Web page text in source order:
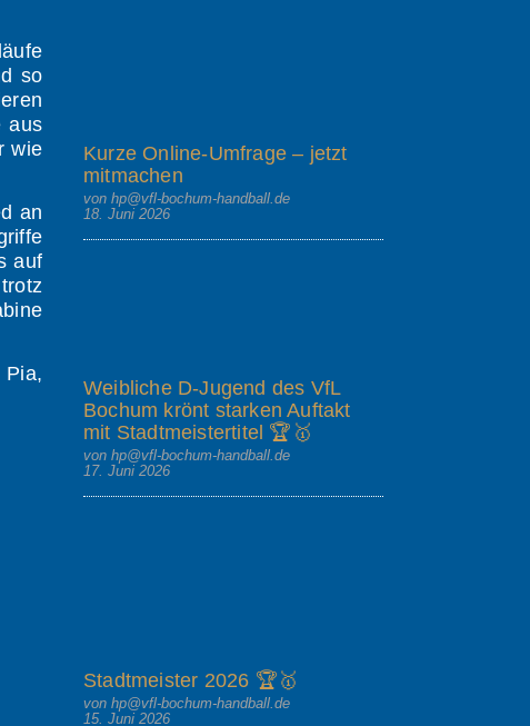
so
aus
wie
an
auf
Kurze Online-Umfrage – jetzt
mitmachen
von hp@vfl-bochum-handball.de
18. Juni 2026
Weibliche D-Jugend des VfL
Bochum krönt starken Auftakt
mit Stadtmeistertitel 🏆🥇
von hp@vfl-bochum-handball.de
17. Juni 2026
Stadtmeister 2026 🏆🥇
von hp@vfl-bochum-handball.de
15. Juni 2026